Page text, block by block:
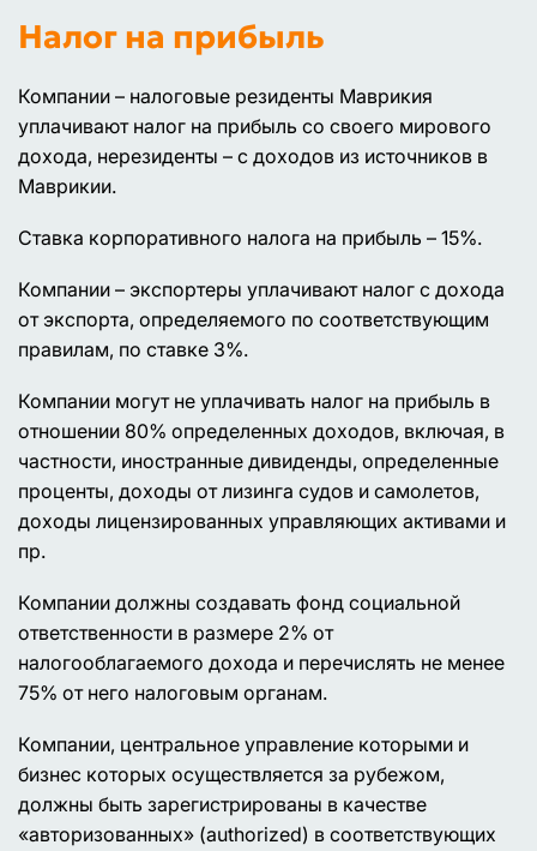
Налог на прибыль
Компании – налоговые резиденты Маврикия
уплачивают налог на прибыль со своего мирового
дохода, нерезиденты – с доходов из источников в
Маврикии.
Ставка корпоративного налога на прибыль – 15%.
Компании – экспортеры уплачивают налог с дохода
от экспорта, определяемого по соответствующим
правилам, по ставке 3%.
Компании могут не уплачивать налог на прибыль в
отношении 80% определенных доходов, включая, в
частности, иностранные дивиденды, определенные
проценты, доходы от лизинга судов и самолетов,
доходы лицензированных управляющих активами и
пр.
Компании должны создавать фонд социальной
ответственности в размере 2% от
налогооблагаемого дохода и перечислять не менее
75% от него налоговым органам.
Компании, центральное управление которыми и
бизнес которых осуществляется за рубежом,
должны быть зарегистрированы в качестве
«авторизованных» (authorized) в соответствующих